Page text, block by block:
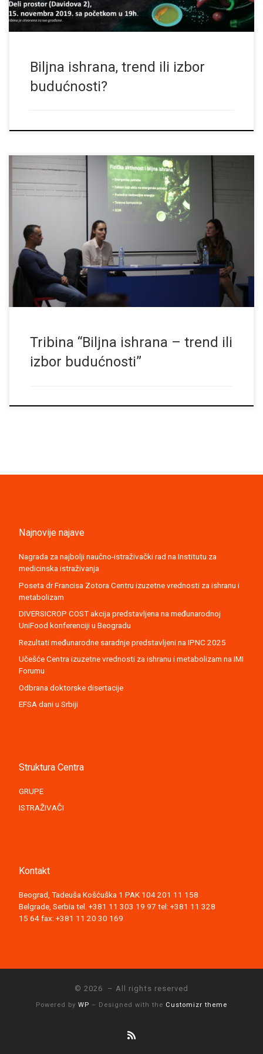
Biljna ishrana, trend ili izbor
budućnosti?
Povodom Svetskog dana hrane, održana je tribina “Biljna
ishrana – trend ili izbor budućnosti”, u saradnji sa UG “Zdravlje
na dlanu” iz Kikinde i UG “Ritam Zdravlja” iz Novog Sada.
Interaktivna tribina na kojoj su gosti, vegani i vegetarijanci sa
publkom podelili svoja iskustva u ovakvom načinu ishrane. Gost
dr […]
Tribina “Biljna ishrana – trend ili
izbor budućnosti”
Najnovije najave
Nagrada za najbolji naučno-istraživački rad na Institutu za
medicinska istraživanja
Poseta dr Francisa Zotora Centru izuzetne vrednosti za ishranu i
metabolizam
DIVERSICROP COST akcija predstavljena na međunarodnoj
UniFood konferenciji u Beogradu
Rezultati međunarodne saradnje predstavljeni na IPNC 2025
Učešće Centra izuzetne vrednosti za ishranu i metabolizam na IMI
Forumu
Odbrana doktorske disertacije
EFSA dani u Srbiji
Struktura Centra
GRUPE
ISTRAŽIVAČI
Kontakt
Beograd, Tadeuša Košćuška 1 PAK 104 201 11 158
Belgrade, Serbia tel. +381 11 303 19 97 tel: +381 11 328
15 64 fax: +381 11 20 30 169
© 2026 – All rights reserved
Powered by WP – Designed with the Customizr theme